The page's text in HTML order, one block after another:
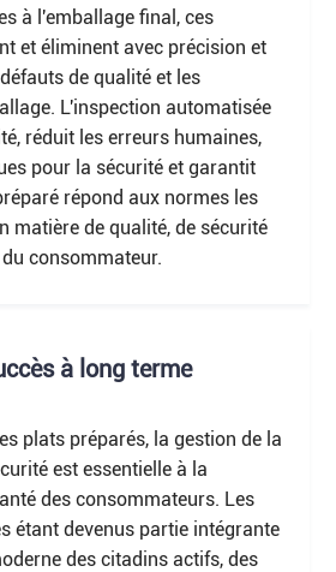
à l'emballage final, ces
et éliminent avec précision et
de qualité et les
L'inspection automatisée
réduit les erreurs humaines,
pour la sécurité et garantit
répond aux normes les
matière de qualité, de sécurité
consommateur.
à long terme
plats préparés, la gestion de la
est essentielle à la
des consommateurs. Les
étant devenus partie intégrante
des citadins actifs, des